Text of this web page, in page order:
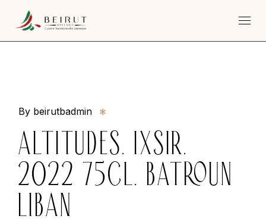
content
By beirutbadmin
ALTITUDES, IXSIR,
2022 75CL, BATROUN
LIBAN